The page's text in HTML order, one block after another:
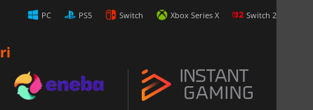
PC PS5 Switch Xbox Series X Switch 2